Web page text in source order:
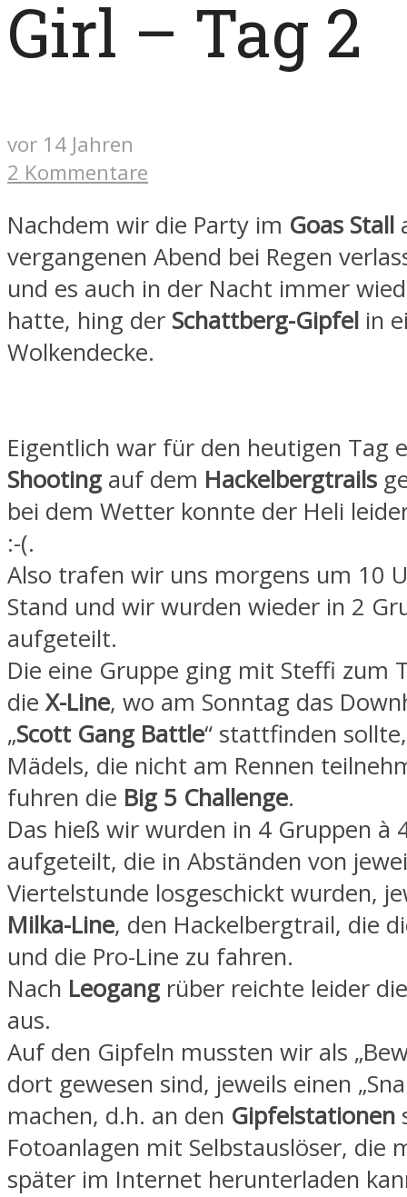
Girl – Tag 2
vor 14 Jahren
2 Kommentare
Nachdem wir die Party im Goas Stall
vergangenen Abend bei Regen
und es auch in der Nacht immer
hatte, hing der Schattberg-Gipfel in
Wolkendecke.
Eigentlich war für den heutigen Tag
Shooting auf dem Hackelbergtrails
bei dem Wetter konnte der Heli
:-(.
Also trafen wir uns morgens um 10
Stand und wir wurden wieder in 2
aufgeteilt.
Die eine Gruppe ging mit Steffi zum
die X-Line, wo am Sonntag das
„Scott Gang Battle“ stattfinden
Mädels, die nicht am Rennen
fuhren die Big 5 Challenge.
Das hieß wir wurden in 4 Gruppen à
aufgeteilt, die in Abständen von
Viertelstunde losgeschickt wurden,
Milka-Line, den Hackelbergtrail, die
und die Pro-Line zu fahren.
Nach Leogang rüber reichte leider
aus.
Auf den Gipfeln mussten wir als
dort gewesen sind, jeweils einen
machen, d.h. an den Gipfelstationen
Fotoanlagen mit Selbstauslöser, die
später im Internet herunterladen